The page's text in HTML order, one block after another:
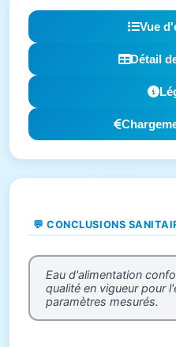
Vue
Détail
💬 CONCLUSIONS
Eau d'alimentation
qualité en vigueur pour
paramètres mesurés.